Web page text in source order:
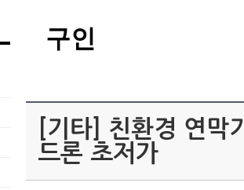
구인
[기타] 친환경 연막
드론 초저가